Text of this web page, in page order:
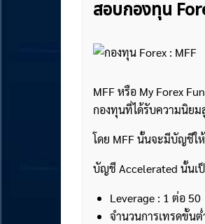
สอบกองทุน
MFF หรือ My Forex
กองทุนที่ได้รับความนิยม
โดย MFF นั้นจะมีบัญชีใ
บัญชี Accelerated นั้นเ
Leverage : 1 ต่อ 50
จำนวนการเทรดขั้น